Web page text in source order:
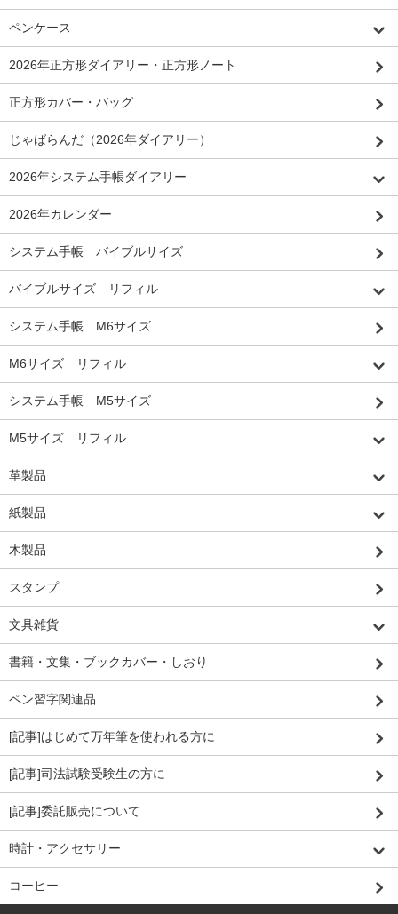
ペンケース
2026年正方形ダイアリー・正方形ノート
正方形カバー・バッグ
じゃばらんだ（2026年ダイアリー）
2026年システム手帳ダイアリー
2026年カレンダー
システム手帳 バイブルサイズ
バイブルサイズ リフィル
システム手帳 M6サイズ
M6サイズ リフィル
システム手帳 M5サイズ
M5サイズ リフィル
革製品
紙製品
木製品
スタンプ
文具雑貨
書籍・文集・ブックカバー・しおり
ペン習字関連品
[記事]はじめて万年筆を使われる方に
[記事]司法試験受験生の方に
[記事]委託販売について
時計・アクセサリー
コーヒー